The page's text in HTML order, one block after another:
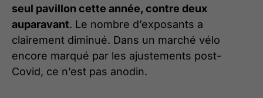
seul pavillon cette année, contre deux
auparavant. Le nombre d’exposants a
clairement diminué. Dans un marché vélo
encore marqué par les ajustements post-
Covid, ce n’est pas anodin.